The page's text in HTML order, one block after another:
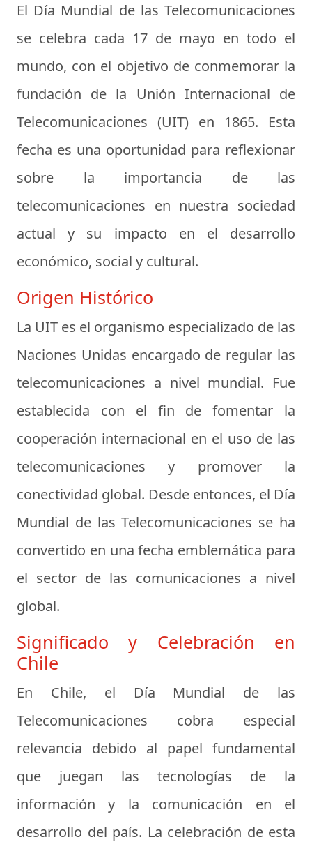
El Día Mundial de las Telecomunicaciones
se celebra cada 17 de mayo en todo el
mundo, con el objetivo de conmemorar la
fundación de la Unión Internacional de
Telecomunicaciones (UIT) en 1865. Esta
fecha es una oportunidad para reflexionar
sobre la importancia de las
telecomunicaciones en nuestra sociedad
actual y su impacto en el desarrollo
económico, social y cultural.
Origen Histórico
La UIT es el organismo especializado de las
Naciones Unidas encargado de regular las
telecomunicaciones a nivel mundial. Fue
establecida con el fin de fomentar la
cooperación internacional en el uso de las
telecomunicaciones y promover la
conectividad global. Desde entonces, el Día
Mundial de las Telecomunicaciones se ha
convertido en una fecha emblemática para
el sector de las comunicaciones a nivel
global.
Significado y Celebración en
Chile
En Chile, el Día Mundial de las
Telecomunicaciones cobra especial
relevancia debido al papel fundamental
que juegan las tecnologías de la
información y la comunicación en el
desarrollo del país. La celebración de esta